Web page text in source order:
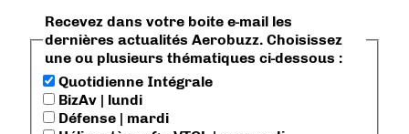
Recevez dans votre boite e-mail les
dernières actualités Aerobuzz. Choisissez
une ou plusieurs thématiques ci-dessous :
Quotidienne Intégrale
BizAv | lundi
Défense | mardi